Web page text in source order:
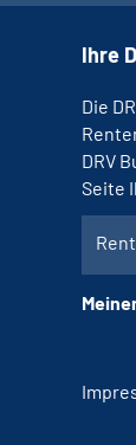
Ihre
Die
DRV
Seite